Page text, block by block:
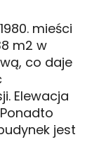
mieści
m2 w
co daje
Elewacja
jest